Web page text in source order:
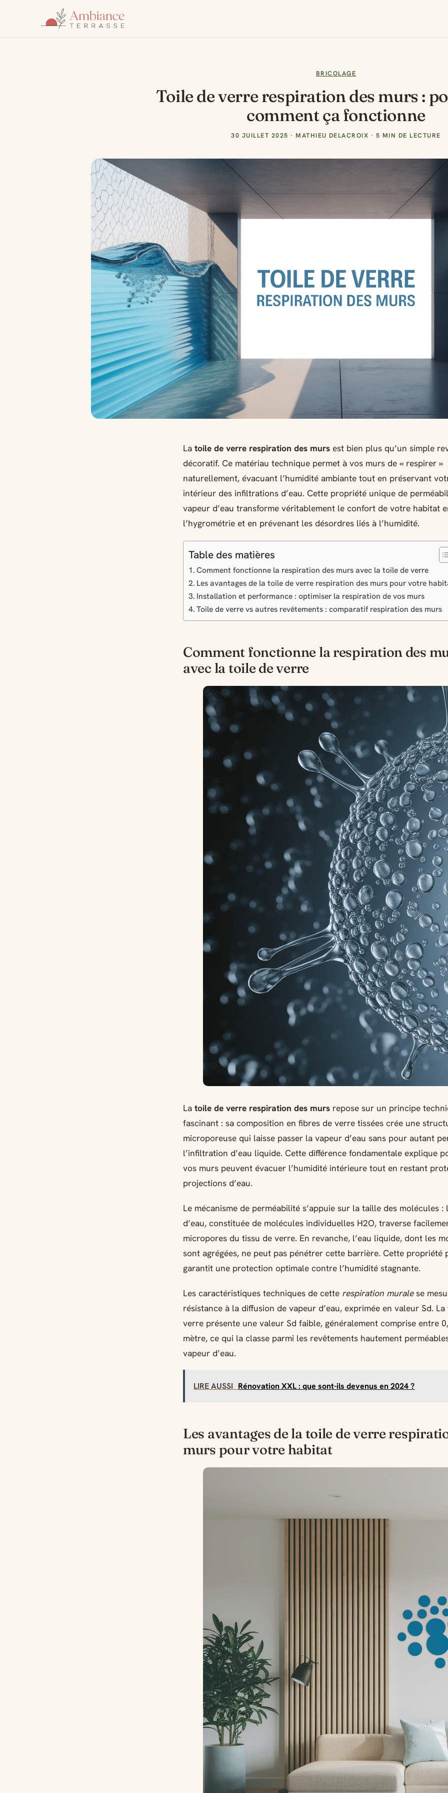
BRICOLAGE
Toile de verre respiration des murs :
comment ça fonctionne
30 JUILLET 2025 · MATHIEU DELACROIX · 5 MIN DE LECTURE
La toile de verre respiration des murs est bien plus qu’un simple
décoratif. Ce matériau technique permet à vos murs de « respirer »
naturellement, évacuant l’humidité ambiante tout en préservant
intérieur des infiltrations d’eau. Cette propriété unique de
vapeur d’eau transforme véritablement le confort de votre habitat
l’hygrométrie et en prévenant les désordres liés à l’humidité.
Table des matières
Comment fonctionne la respiration des murs avec la toile de verre
Les avantages de la toile de verre respiration des murs pour votre
Installation et performance : optimiser la respiration de vos murs
Toile de verre vs autres revêtements : comparatif respiration des murs
Comment fonctionne la respiration des
avec la toile de verre
La toile de verre respiration des murs repose sur un principe
fascinant : sa composition en fibres de verre tissées crée une
microporeuse qui laisse passer la vapeur d’eau sans pour autant
l’infiltration d’eau liquide. Cette différence fondamentale explique
vos murs peuvent évacuer l’humidité intérieure tout en restant
projections d’eau.
Le mécanisme de perméabilité s’appuie sur la taille des molécules :
d’eau, constituée de molécules individuelles H2O, traverse
micropores du tissu de verre. En revanche, l’eau liquide, dont les
sont agrégées, ne peut pas pénétrer cette barrière. Cette propriété
garantit une protection optimale contre l’humidité stagnante.
Les caractéristiques techniques de cette respiration muralese
résistance à la diffusion de vapeur d’eau, exprimée en valeur Sd.
verre présente une valeur Sd faible, généralement comprise entre
mètre, ce qui la classe parmi les revêtements hautement
vapeur d’eau.
LIRE AUSSI Rénovation XXL : que sont-ils devenus en 2024 ?
Les avantages de la toile de verre
murs pour votre habitat